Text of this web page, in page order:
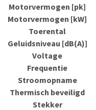
Motorvermogen [pk]
Motorvermogen [kW]
Toerental
Geluidsniveau [dB(A)]
Voltage
Frequentie
Stroomopname
Thermisch beveiligd
Stekker